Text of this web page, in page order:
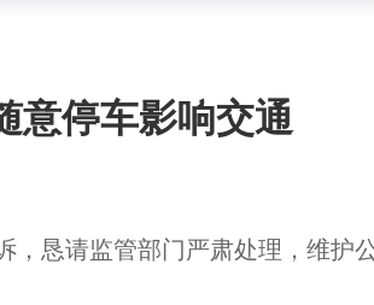
意停车影响交通
，恳请监管部门严肃处理，维护